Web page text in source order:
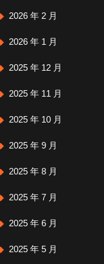
2026 年 2 月
2026 年 1 月
2025 年 12 月
2025 年 11 月
2025 年 10 月
2025 年 9 月
2025 年 8 月
2025 年 7 月
2025 年 6 月
2025 年 5 月